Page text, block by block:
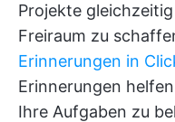
Projekte
Freiraum zu
Erinnerungen in
Erinnerungen
Ihre Aufgaben zu